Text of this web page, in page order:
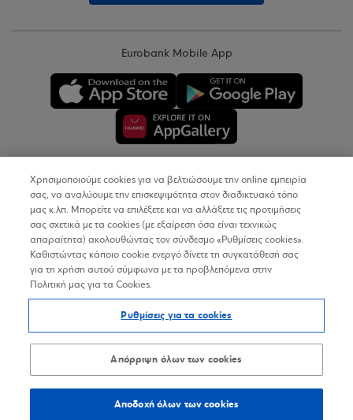
Eurobank Mobile App
Copyright © 2026
Όροι Χρήσης
Προσωπικά Δεδομένα στον Διαδικτυακό Τόπο
Δήλωση Προσβασιμότητας
Sitemap
Χρησιμοποιούμε cookies για να βελτιώσουμε την online εμπειρία
σας, να αναλύουμε την επισκεψιμότητα στον διαδικτυακό τόπο
μας κ.λπ. Μπορείτε να επιλέξετε και να αλλάξετε τις προτιμήσεις
σας σχετικά με τα cookies (με εξαίρεση όσα είναι τεχνικώς
απαραίτητα) ακολουθώντας τον σύνδεσμο «Ρυθμίσεις cookies».
Καθιστώντας κάποιο cookie ενεργό δίνετε τη συγκατάθεσή σας
για τη χρήση αυτού σύμφωνα με τα προβλεπόμενα στην
Πολιτική μας για τα Cookies.
Ρυθμίσεις για τα cookies
Απόρριψη όλων των cookies
Αποδοχή όλων των cookies